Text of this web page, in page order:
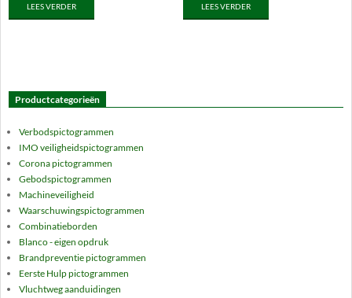
tot
LEES VERDER
tot
LEES VERDER
Productcategorieën
Verbodspictogrammen
IMO veiligheidspictogrammen
Corona pictogrammen
Gebodspictogrammen
Machineveiligheid
Waarschuwingspictogrammen
Combinatieborden
Blanco - eigen opdruk
Brandpreventie pictogrammen
Eerste Hulp pictogrammen
Vluchtweg aanduidingen